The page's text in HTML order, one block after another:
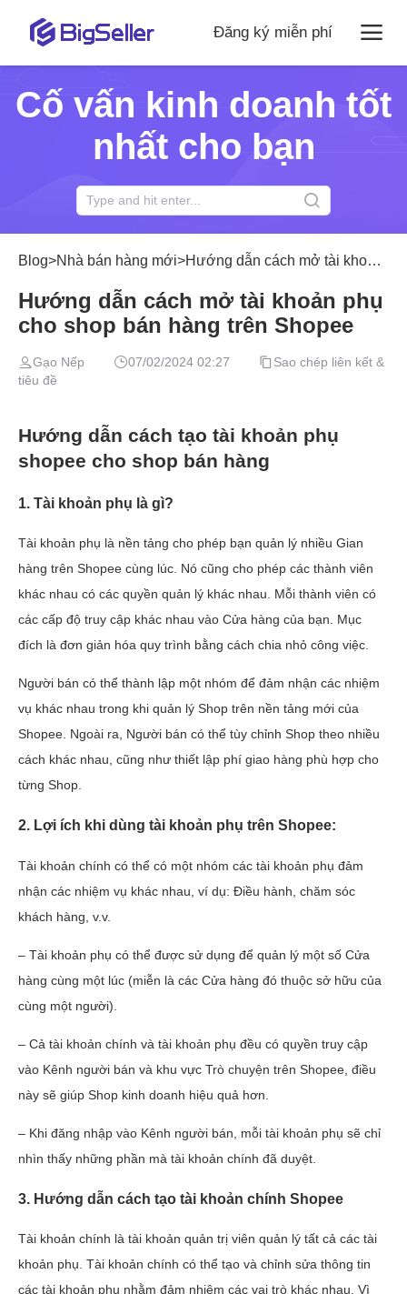
Đăng ký miễn phí
Cố vấn kinh doanh tốt
nhất cho bạn
Blog>Nhà bán hàng mới>Hướng dẫn cách mở tài khoản phụ cho shop bán hàng trên Shopee
Hướng dẫn cách mở tài khoản phụ
cho shop bán hàng trên Shopee
Gạo Nếp 07/02/2024 02:27
Sao chép liên kết &
tiêu đề